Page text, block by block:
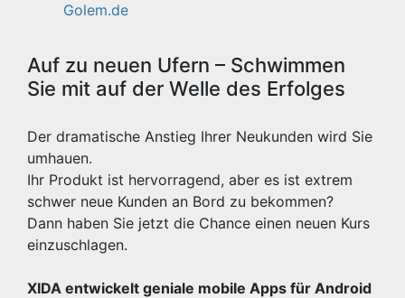
Golem.de
Auf zu neuen Ufern – Schwimmen
Sie mit auf der Welle des Erfolges
Der dramatische Anstieg Ihrer Neukunden wird Sie
umhauen.
Ihr Produkt ist hervorragend, aber es ist extrem
schwer neue Kunden an Bord zu bekommen?
Dann haben Sie jetzt die Chance einen neuen Kurs
einzuschlagen.
XIDA entwickelt geniale mobile Apps für Android